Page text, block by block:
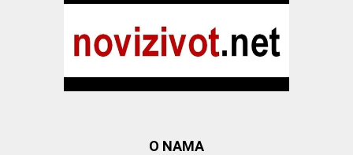
O NAMA